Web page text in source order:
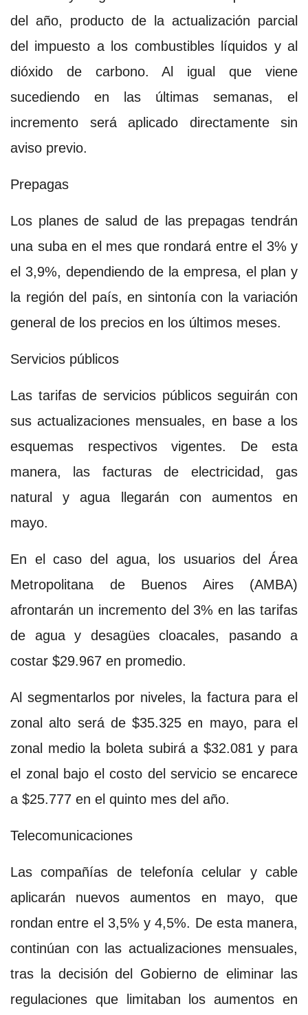
del año, producto de la actualización parcial
del impuesto a los combustibles líquidos y al
dióxido de carbono. Al igual que viene
sucediendo en las últimas semanas, el
incremento será aplicado directamente sin
aviso previo.
Prepagas
Los planes de salud de las prepagas tendrán
una suba en el mes que rondará entre el 3% y
el 3,9%, dependiendo de la empresa, el plan y
la región del país, en sintonía con la variación
general de los precios en los últimos meses.
Servicios públicos
Las tarifas de servicios públicos seguirán con
sus actualizaciones mensuales, en base a los
esquemas respectivos vigentes. De esta
manera, las facturas de electricidad, gas
natural y agua llegarán con aumentos en
mayo.
En el caso del agua, los usuarios del Área
Metropolitana de Buenos Aires (AMBA)
afrontarán un incremento del 3% en las tarifas
de agua y desagües cloacales, pasando a
costar $29.967 en promedio.
Al segmentarlos por niveles, la factura para el
zonal alto será de $35.325 en mayo, para el
zonal medio la boleta subirá a $32.081 y para
el zonal bajo el costo del servicio se encarece
a $25.777 en el quinto mes del año.
Telecomunicaciones
Las compañías de telefonía celular y cable
aplicarán nuevos aumentos en mayo, que
rondan entre el 3,5% y 4,5%. De esta manera,
continúan con las actualizaciones mensuales,
tras la decisión del Gobierno de eliminar las
regulaciones que limitaban los aumentos en